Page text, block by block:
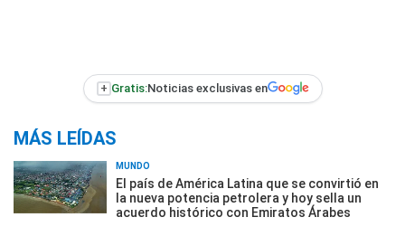
+ Gratis:Noticias exclusivas en
MÁS LEÍDAS
MUNDO
El país de América Latina que se convirtió en
la nueva potencia petrolera y hoy sella un
acuerdo histórico con Emiratos Árabes